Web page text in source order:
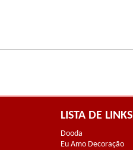
LISTA DE LINKS
Dooda
Eu Amo Decoração